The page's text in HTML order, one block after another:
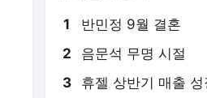
1 반민정 9월 결혼
2 음문석 무명 시절
3 휴젤 상반기 매출 성